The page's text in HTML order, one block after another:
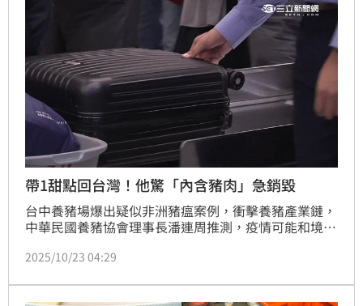
帶1甜點回台灣！他驚「內含豬肉」急銷毀
台中養豬場爆出疑似非洲豬瘟案例，衝擊養豬產業鏈，
中華民國養豬協會理事長潘連周推測，疫情可能和境外
送了一盒月餅，回到台灣機場看到「禁帶豬肉產品」，
得急忙衝到檢疫窗口銷毀。
2025/10/23 04:29